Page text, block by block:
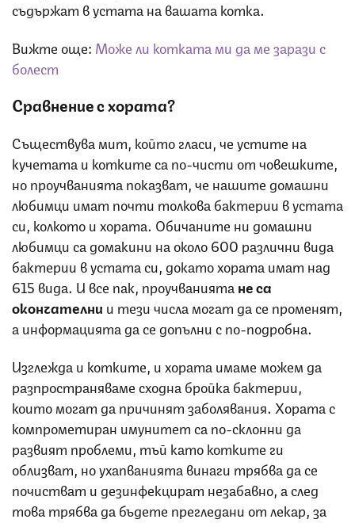
съдържат в устата на вашата котка.
Вижте още: Може ли котката ми да ме зарази с
болест
Сравнение с хората?
Съществува мит, който гласи, че устите на
кучетата и котките са по-чисти от човешките,
но проучванията показват, че нашите домашни
любимци имат почти толкова бактерии в устата
си, колкото и хората. Обичаните ни домашни
любимци са домакини на около 600 различни вида
бактерии в устата си, докато хората имат над
615 вида. И все пак, проучванията не са
окончателни и тези числа могат да се променят,
а информацията да се допълни с по-подробна.
Изглежда и котките, и хората имаме можем да
разпространяваме сходна бройка бактерии,
които могат да причинят заболявания. Хората с
компрометиран имунитет са по-склонни да
развият проблеми, тъй като котките ги
облизват, но ухапванията винаги трябва да се
почистват и дезинфекцират незабавно, а след
това трябва да бъдете прегледани от лекар, за